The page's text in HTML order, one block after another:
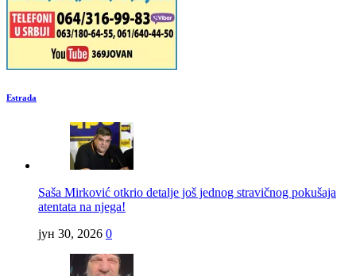
Estrada
Saša Mirković otkrio detalje još jednog stravičnog pokušaja
atentata na njega!
јун 30, 2026 0